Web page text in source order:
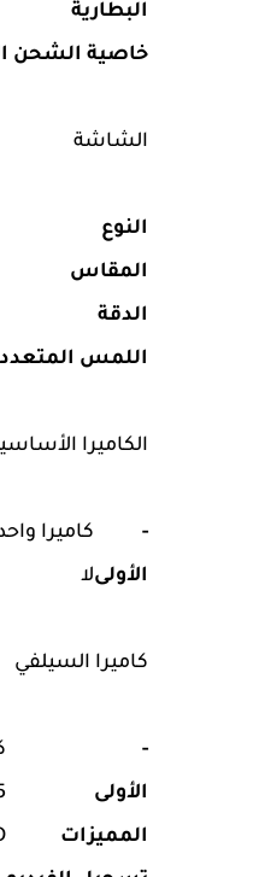
البطارية
خاصية الشحن
الشاشة
النوع
المقاس
الدقة
اللمس المتعدد
الكاميرا
-
كاميرا
الأولىلا
كاميرا السيلفي
-
الأولى
المميزات